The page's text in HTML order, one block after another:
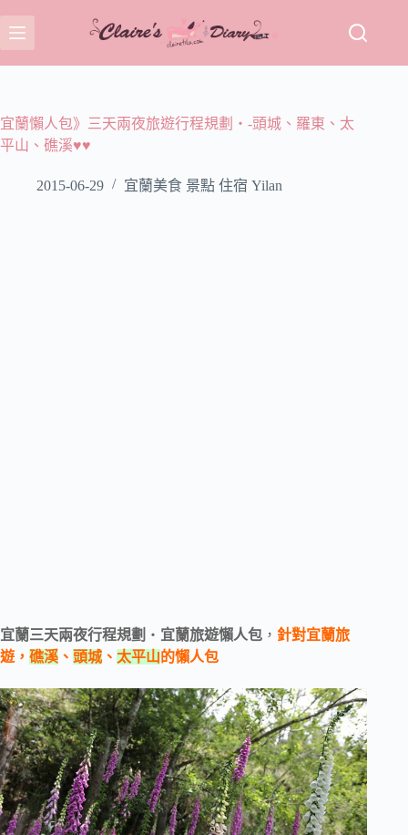
至
主
容
宜蘭懶人包》三天兩夜旅遊行程規劃‧-頭城、羅東、太
平山、礁溪♥♥
2015-06-29 宜蘭美食 景點 住宿 Yilan
宜蘭三天兩夜行程規劃 ‧ 宜蘭旅遊懶人包 ， 針對宜蘭旅
遊， 礁溪 、 頭城、 太平山的懶人包